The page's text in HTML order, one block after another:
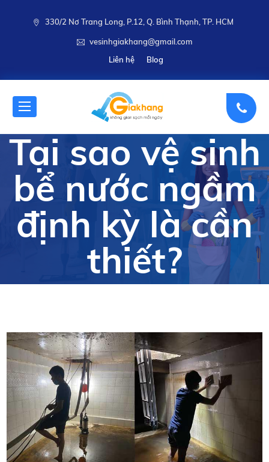
330/2 Nơ Trang Long, P.12, Q. Bình Thạnh, TP. HCM
vesinhgiakhang@gmail.com
Liên hệ
Blog
Tại sao vệ sinh
bể nước ngầm
định kỳ là cần
thiết?